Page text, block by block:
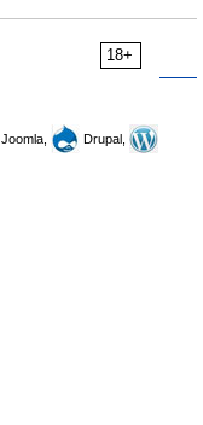
18+
Joomla,
Drupal,